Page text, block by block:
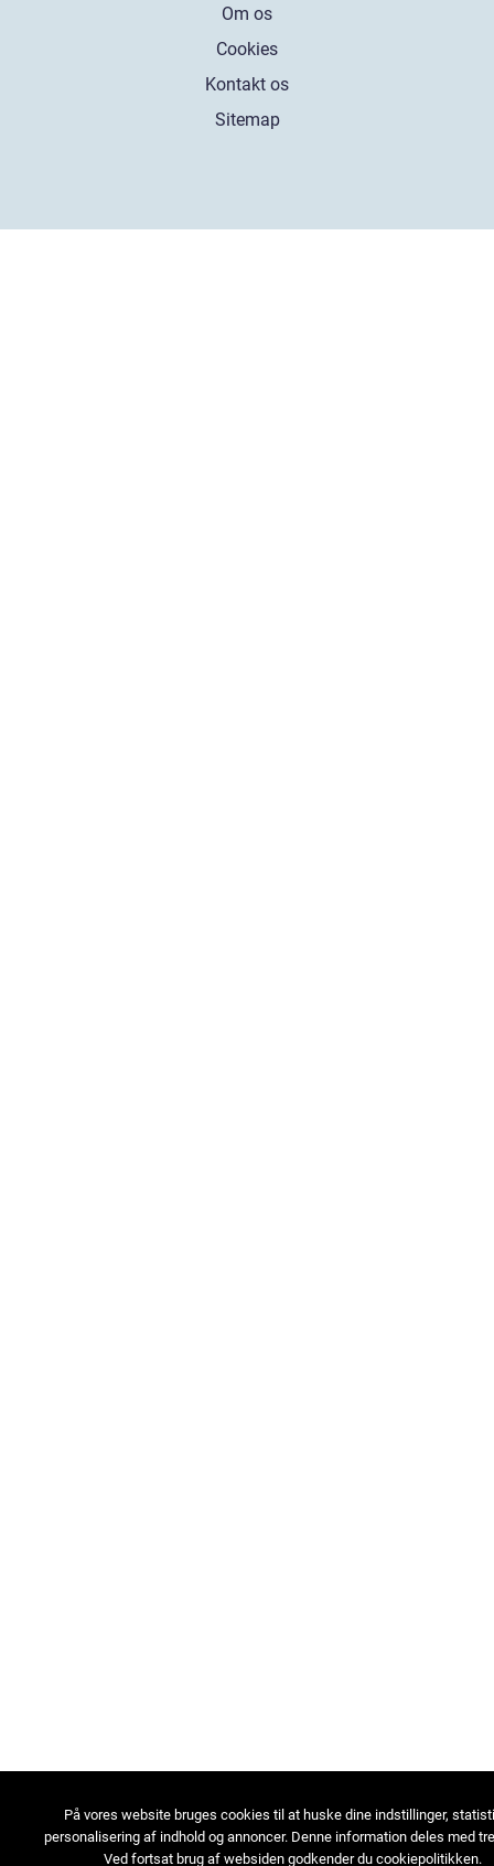
Om os
Cookies
Kontakt os
Sitemap
På vores website bruges cookies til at huske dine indstillinger,
personalisering af indhold og annoncer. Denne information deles med
Ved fortsat brug af websiden godkender du cookiepolitikken.